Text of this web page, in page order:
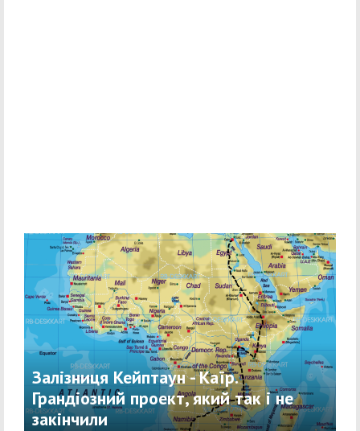
Залізниця Кейптаун - Каїр.
Грандіозний проект, який так і не
закінчили